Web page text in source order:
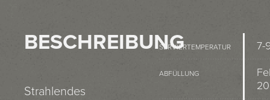
BESCHREIBUNG
Strahlendes
SERVIERTEMPERATUR 7-
ABFÜLLUNG